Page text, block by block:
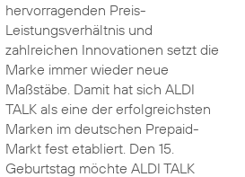
hervorragenden Preis-
Leistungsverhältnis und
zahlreichen Innovationen setzt die
Marke immer wieder neue
Maßstäbe. Damit hat sich ALDI
TALK als eine der erfolgreichsten
Marken im deutschen Prepaid-
Markt fest etabliert. Den 15.
Geburtstag möchte ALDI TALK